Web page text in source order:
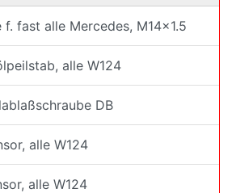
f. fast alle Mercedes, M14x1.5
alle W124
DB
alle W124
alle W124